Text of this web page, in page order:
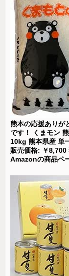
熊本の応援ありが
です！ くまモン
10kg 熊本県産 単
販売価格: ￥8,700
Amazonの商品ペ